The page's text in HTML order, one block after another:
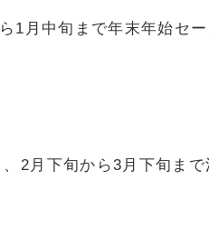
1月中旬まで年末年始セ
2月下旬から3月下旬まで